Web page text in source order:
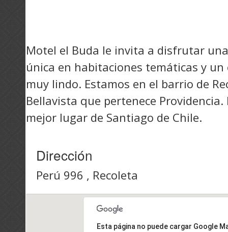
Motel el Buda le invita a disfrutar
única en habitaciones temáticas y
muy lindo. Estamos en el barrio de
Bellavista que pertenece Providencia.
mejor lugar de Santiago de Chile.
Dirección
Perú 996 , Recoleta
Esta página no puede cargar Google